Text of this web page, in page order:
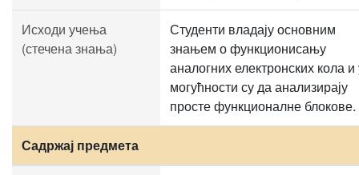
Исходи учења
(стечена знања)
Студенти владају основним
знањем о функционисању
аналогних електронских кола и
могућности су да анализирају
просте функционалне блокове.
Садржај предмета